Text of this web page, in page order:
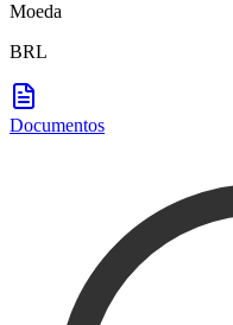
Moeda
BRL
Documentos